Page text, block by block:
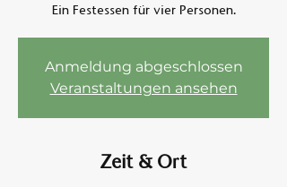
Ein Festessen für vier Personen.
Anmeldung abgeschlossen
Veranstaltungen ansehen
Zeit & Ort